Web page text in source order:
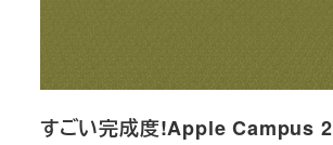
すごい完成度!Apple Campus 2